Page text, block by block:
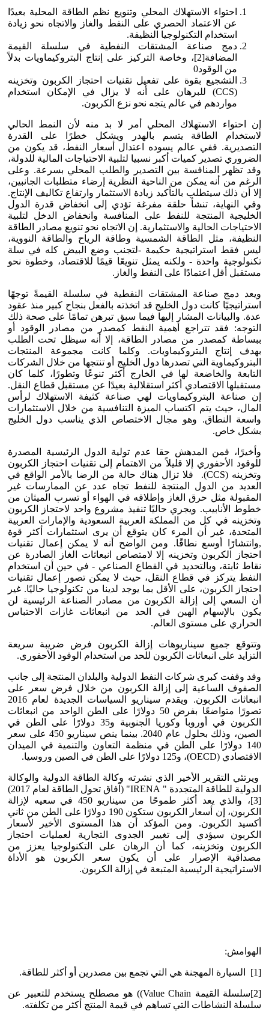
احتواء الاستهلاك المحلي وتنويع نظم الطاقة المحلية بعيدًا
عن الاعتماد الحصري على النفط والغاز والاتجاه نحو زيادة
استخدام التكنولوجيا النظيفة.
دمج صناعة المشتقات النفطية في سلسلة القيمة
المضافة[2]، وخاصة التركيز على إنتاج البتروكيماويات بدلاً
من الوقود0
التشجيع بقوة على تفعيل تقنيات احتجاز الكربون وتخزينه
(CCS) للبرهان على أنه لا يزال في الإمكان استخدام
مواردهم في عالم يتجه نحو نزع الكربون.
إن احتواء الاستهلاك المحلي أمر لا بد منه لأن النمط الحالي
لاستخدام الطاقة يتسم بالهدر ويشكل خطرًا على القدرة
التصديرية. ففي عالم يسوده اعتدال أسعار النفط، قد يكون من
الضروري تصدير كميات أكبر نسبيا لتلبية الاحتياجات المالية للدولة،
وقد تظهر المنافسة بين التصدير والطلب المحلي بسرعة. وعلى
الرغم من أنه يمكن من الناحية النظرية إرضاء متطلبات الجانبين،
إلا أن ذلك سيتطلب بالتأكيد زيادة الاستثمار وارتفاع تكاليف الإنتاج.
وفي النهاية، تنشأ حلقة مفرغة تؤدي إلى انخفاض قدرة الدول
الخليجية المنتجة للنفط على المنافسة وانخفاض الدخل لتلبية
الاحتياجات الحالية والاستثمارية. إن الاتجاه نحو تنويع مصادر الطاقة
النظيفة، مثل الطاقة الشمسية وطاقة الرياح والطاقة النووية،
ليس فقط استراتيجية حكيمة -لتجنب وضع البيض كله في سلة
تكنولوجية واحدة - ولكنه يمثل تنويعًا قيمًا للاقتصاد، وخطوة نحو
مستقبل أقل اعتمادًا على النفط والغاز.
ويعد دمج صناعة المشتقات النفطية في سلسلة القيمةً توجهًا
استراتيجيًا كانت دول الخليج قد اتخذته بالفعل بنجاح كبير منذ عقود
عدة. والبيانات المشار إليها فيما سبق تبرهن تمامًا على صحة ذلك
التوجه: فقد تتراجع أهمية النفط كمصدر من مصادر الوقود أو
ببساطة كمصدر من مصادر الطاقة، إلا أنه سيظل تحت الطلب
بهدف إنتاج البتروكيماويات. وكلما كانت مجموعة المنتجات
البتروكيماوية التي تصدرها دول الخليج أو تنتجها من خلال الشركات
التابعة والخاضعة لها في الخارج أكثر تنوعًا وتطورًا، كلما كان
مستقبلها الاقتصادي أكثر استقلالية بعيدًا عن مستقبل قطاع النقل.
إن صناعة البتروكيماويات لهي صناعة كثيفة الاستهلاك لرأس
المال، حيث يتم اكتساب الميزة التنافسية من خلال الاستثمارات
واسعة النطاق. وهو مجال الاختصاص الذي يناسب دول الخليج
بشكل خاص.
وأخيرًا، فمن المدهش حقا عدم تولية الدول الرئيسية المصدرة
للوقود الأحفوري إلا قليلاً من الاهتمام إلى تقنيات احتجاز الكربون
وتخزينه (CCS). فلا تزال هناك حالة من الرضا بالأمر الواقع في
العديد من الدول المنتجة للنفط تجاه عدد عن الممارسات غير
المقبولة مثل حرق الغاز وإطلاقه في الهواء أو تسرب الميثان من
خطوط الأنابيب. ويجري حاليًا تنفيذ مشروع واحد لاحتجاز الكربون
وتخزينه في كل من المملكة العربية السعودية والإمارات العربية
المتحدة، غير أن المرء كان يتوقع أن يرى استثمارات أكثر قوة
,وانتشارًا أوسع نطاقًا. ومن الواضح أنه لا يمكن إعمال تقنيات
احتجاز الكربون وتخزينه إلا لامتصاص انبعاثات الغاز الصادرة عن
نقاط ثابتة، وبالتحديد في القطاع الصناعي - في حين أن استخدام
النفط يتركز في قطاع النقل، حيث لا يمكن تصور إعمال تقنيات
احتجاز الكربون، على الأقل بما يوجد لدينا من تكنولوجيا حاليًا. غير
أن السعي إلى إزالة الكربون من مصادر الصناعة الرئيسية لن
يكون بالإسهام الهين في الحد من انبعاثات غازات الاحتباس
الحراري على مستوى العالم.
وتتوقع جميع سيناريوهات إزالة الكربون فرض ضريبة سريعة
التزايد على انبعاثات الكربون للحد من استخدام الوقود الأحفوري.
وقد وقفت كبرى شركات النفط الدولية والبلدان المنتجة إلى جانب
الصفوف الساعية إلى إزالة الكربون من خلال فرض سعر على
انبعاثات الكربون. ويقدم سيناريو السياسات الجديدة لعام 2016
تصورًا متواضعًا بفرض 50 دولارًا على الطن الواحد من انبعاثات
الكربون في أوروبا وكوريا الجنوبية و35 دولارًا على الطن في
الصين، وذلك بحلول عام 2040. بينما ينص سيناريو 450 على سعر
140 دولارًا على الطن في منظمة التعاون والتنمية في الميدان
الاقتصادي (OECD)، و125 دولارًا على الطن في الصين وروسيا.
ويرتئي التقرير الأخير الذي نشرته وكالة الطاقة الدولية والوكالة
الدولية للطاقة المتجددة " IRENA" (آفاق تحول الطاقة لعام 2017)
[3]، والذي يعد أكثر طموحًا من سيناريو 450 في سعيه لإزالة
الكربون، إن أسعار الكربون ستكون 190 دولارًا على الطن من ثاني
أكسيد الكربون. ومن المؤكد أن هذا المستوى الأخير لأسعار
الكربون سيؤدي إلى تغيير الجدوى التجارية لعمليات احتجاز
الكربون وتخزينه، كما أن الرهان على التكنولوجيا يعزز من
مصداقية الإصرار على أن يكون سعر الكربون هو الأداة
الاستراتيجية الرئيسية المتبعة في إزالة الكربون.
الهوامش:
[1] السيارة المهجنة هي التي تجمع بين مصدرين أو أكثر للطاقة.
[2]سلسلة القيمة Value Chain)) هو مصطلح يستخدم للتعبير عن
سلسلة النشاطات التي تساهم في قيمة المنتج أكثر من تكلفته.